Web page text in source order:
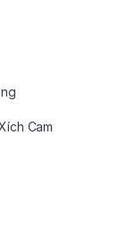
Cam